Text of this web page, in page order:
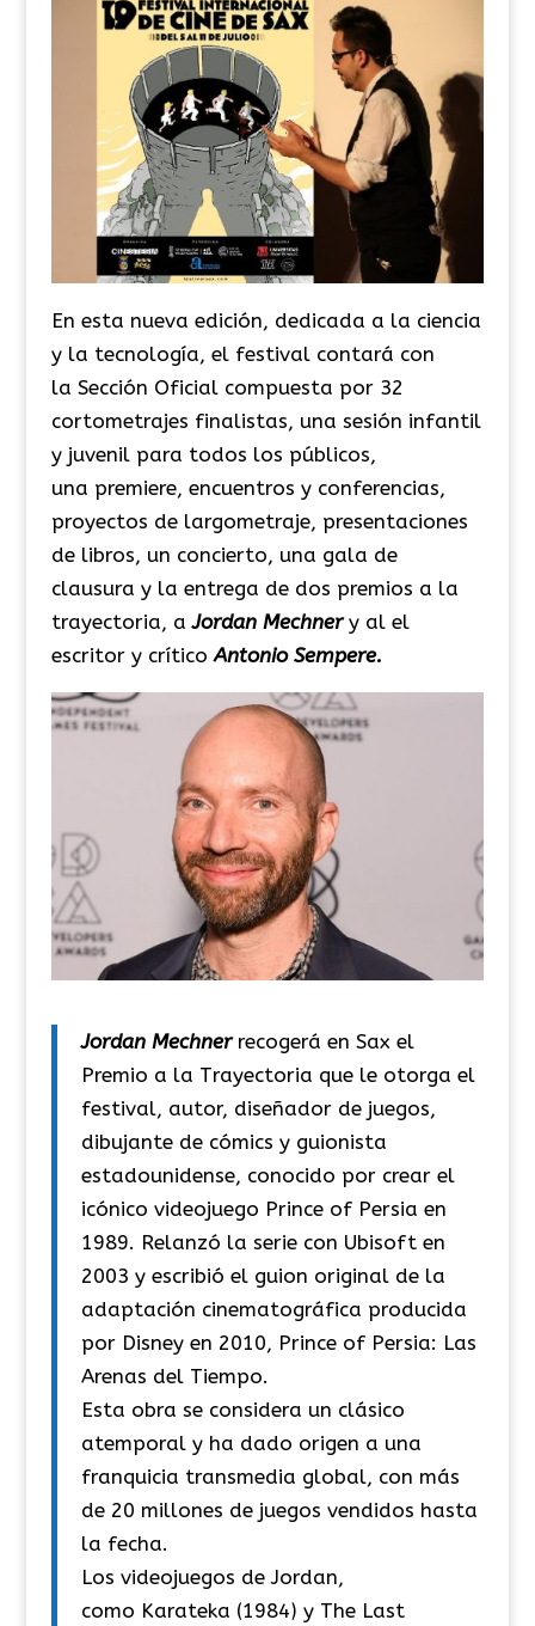
En esta nueva edición, dedicada a la ciencia
y la tecnología, el festival contará con
la Sección Oficial compuesta por 32
cortometrajes finalistas, una sesión infantil
y juvenil para todos los públicos,
una premiere, encuentros y conferencias,
proyectos de largometraje, presentaciones
de libros, un concierto, una gala de
clausura y la entrega de dos premios a la
trayectoria, aJordan Mechnery al el
escritor y críticoAntonio Sempere.
Jordan Mechner recogerá en Sax el
Premio a la Trayectoria que le otorga el
festival, autor, diseñador de juegos,
dibujante de cómics y guionista
estadounidense, conocido por crear el
icónico videojuego Prince of Persia en
1989. Relanzó la serie con Ubisoft en
2003 y escribió el guion original de la
adaptación cinematográfica producida
por Disney en 2010, Prince of Persia: Las
Arenas del Tiempo.
Esta obra se considera un clásico
atemporal y ha dado origen a una
franquicia transmedia global, con más
de 20 millones de juegos vendidos hasta
la fecha.
Los videojuegos de Jordan,
como Karateka (1984) y The Last